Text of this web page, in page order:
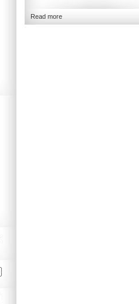
Read more